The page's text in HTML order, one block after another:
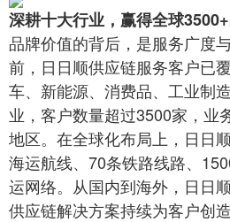
深耕十大行业，赢得全球
品牌价值的背后，是服务广度
前，日日顺供应链服务客户已
车、新能源、消费品、工业制
业，客户数量超过3500家，业
地区。在全球化布局上，日日
海运航线、70条铁路线路、
运网络。从国内到海外，日日
供应链解决方案持续为客户创造